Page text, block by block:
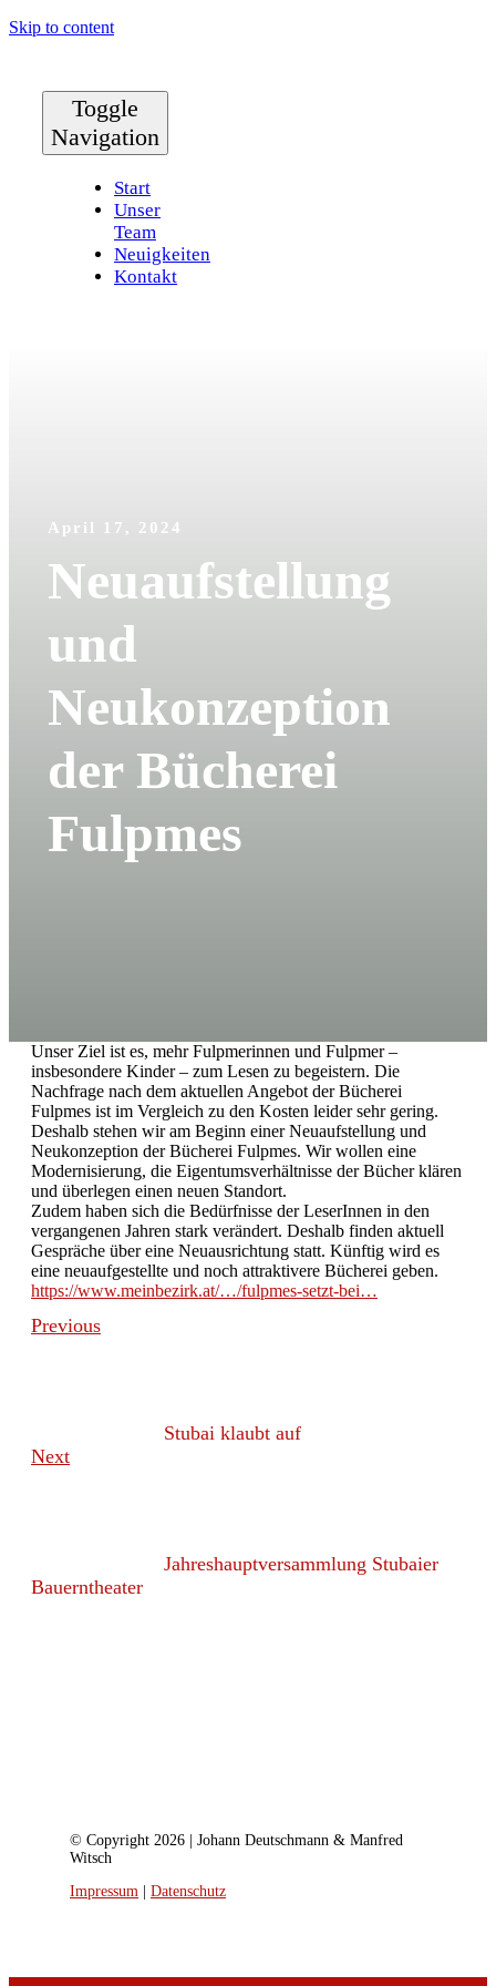
Skip to content
Toggle
Navigation
Start
Unser
Team
Neuigkeiten
Kontakt
April 17, 2024
Neuaufstellung
und
Neukonzeption
der Bücherei
Fulpmes
Unser Ziel ist es, mehr Fulpmerinnen und Fulpmer –
insbesondere Kinder – zum Lesen zu begeistern. Die
Nachfrage nach dem aktuellen Angebot der Bücherei
Fulpmes ist im Vergleich zu den Kosten leider sehr gering.
Deshalb stehen wir am Beginn einer Neuaufstellung und
Neukonzeption der Bücherei Fulpmes. Wir wollen eine
Modernisierung, die Eigentumsverhältnisse der Bücher klären
und überlegen einen neuen Standort.
Zudem haben sich die Bedürfnisse der LeserInnen in den
vergangenen Jahren stark verändert. Deshalb finden aktuell
Gespräche über eine Neuausrichtung statt. Künftig wird es
eine neuaufgestellte und noch attraktivere Bücherei geben.
https://www.meinbezirk.at/…/fulpmes-setzt-bei…
Previous
Stubai klaubt auf
Next
Jahreshauptversammlung Stubaier
Bauerntheater
© Copyright 2026 | Johann Deutschmann & Manfred
Witsch
Impressum
Datenschutz